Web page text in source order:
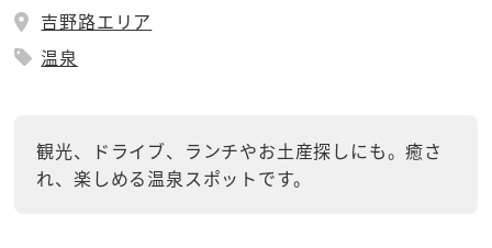
吉野路エリア
温泉
観光、ドライブ、ランチやお土産探しにも。癒さ
れ、楽しめる温泉スポットです。